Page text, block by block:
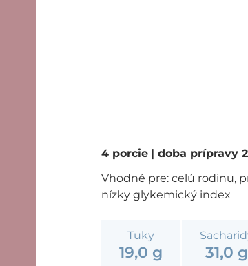
4 porcie | doba prípravy
Vhodné pre: celú rodinu,
nízky glykemický index
Tuky
19,0 g 31,0 g